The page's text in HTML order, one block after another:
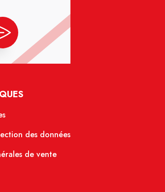
des données
de vente